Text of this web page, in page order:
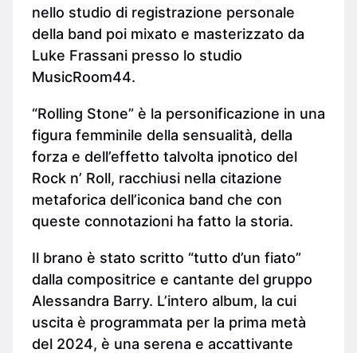
nello studio di registrazione personale
della band poi mixato e masterizzato da
Luke Frassani presso lo studio
MusicRoom44.
“Rolling Stone” è la personificazione in una
figura femminile della sensualità, della
forza e dell’effetto talvolta ipnotico del
Rock n’ Roll, racchiusi nella citazione
metaforica dell’iconica band che con
queste connotazioni ha fatto la storia.
Il brano è stato scritto “tutto d’un fiato”
dalla compositrice e cantante del gruppo
Alessandra Barry. L’intero album, la cui
uscita è programmata per la prima metà
del 2024, è una serena e accattivante